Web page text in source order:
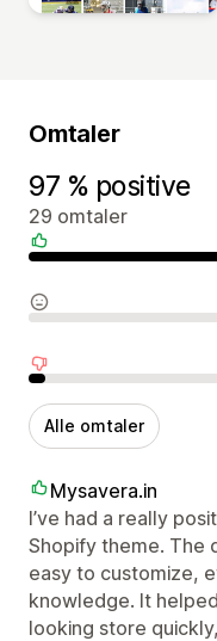
Omtaler
97 % positive
29 omtaler
Positive omtaler
Nøytrale omtaler
Negative omtaler
Alle omtaler
Mysavera.in
I’ve had a really
Shopify theme. The
easy to customize,
knowledge. It
looking store